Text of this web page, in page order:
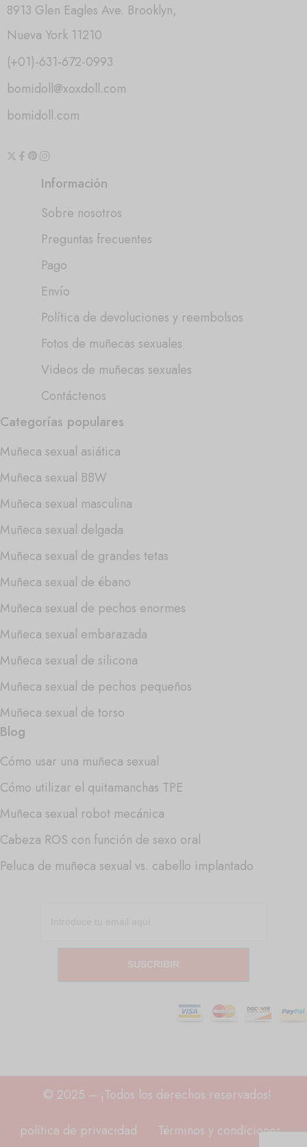
8913 Glen Eagles Ave. Brooklyn,
Nueva York 11210
(+01)-631-672-0993
bomidoll@xoxdoll.com
bomidoll.com
Información
Sobre nosotros
Preguntas frecuentes
Pago
Envío
Política de devoluciones y reembolsos
Fotos de muñecas sexuales
Videos de muñecas sexuales
Contáctenos
Categorías populares
Muñeca sexual asiática
Muñeca sexual BBW
Muñeca sexual masculina
Muñeca sexual delgada
Muñeca sexual de grandes tetas
Muñeca sexual de ébano
Muñeca sexual de pechos enormes
Muñeca sexual embarazada
Muñeca sexual de silicona
Muñeca sexual de pechos pequeños
Muñeca sexual de torso
Blog
Cómo usar una muñeca sexual
Cómo utilizar el quitamanchas TPE
Muñeca sexual robot mecánica
Cabeza ROS con función de sexo oral
Peluca de muñeca sexual vs. cabello implantado
SUSCRIBIR
© 2025 – ¡Todos los derechos reservados!
política de privacidad
Términos y condiciones